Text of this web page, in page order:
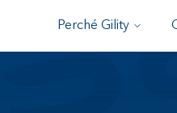
Perché Gility